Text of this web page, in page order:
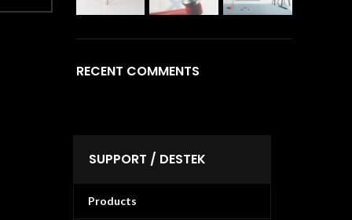
RECENT COMMENTS
SUPPORT / DESTEK
Products